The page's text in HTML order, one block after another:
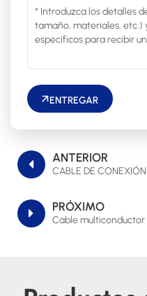
ENTREGAR
ANTERIOR
CABLE DE
PRÓXIMO
Cable multiconductor